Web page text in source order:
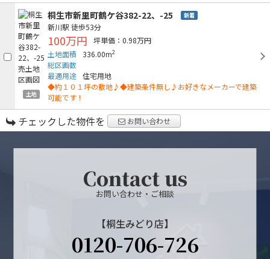
土地
桐生市新里町鶴ケ谷382-22、-25 新着
新川駅 徒歩53分
100万円
坪単価：0.98万円
土地面積
336.00m2
総区画数
最適用途 住宅用地
◆約１０１坪の敷地♪◆建築条件無し♪お好きなメーカーで建築
可能です！
チェックした物件を お問い合わせ
Contact us
お問い合わせ・ご相談
【桐生みどり店】
0120-706-726